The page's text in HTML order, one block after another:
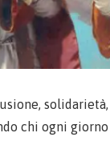
chi ogni